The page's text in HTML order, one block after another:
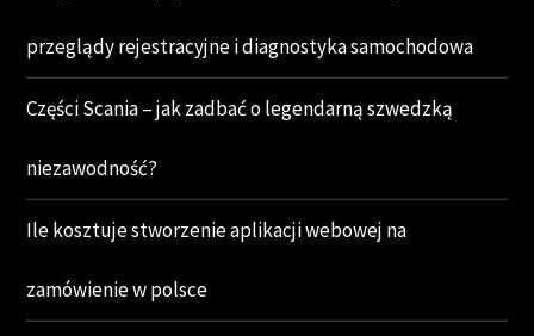
przeglądy rejestracyjne i diagnostyka samochodowa
Części Scania – jak zadbać o legendarną szwedzką
niezawodność?
Ile kosztuje stworzenie aplikacji webowej na
zamówienie w polsce